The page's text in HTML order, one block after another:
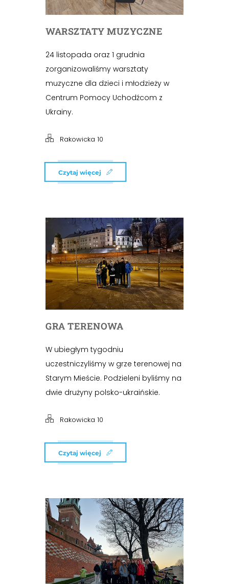
WARSZTATY MUZYCZNE
24 listopada oraz 1 grudnia
zorganizowaliśmy warsztaty
muzyczne dla dzieci i młodzieży w
Centrum Pomocy Uchodźcom z
Ukrainy.
Rakowicka 10
Czytaj więcej
GRA TERENOWA
W ubiegłym tygodniu
uczestniczyliśmy w grze terenowej na
Starym Mieście. Podzieleni byliśmy na
dwie drużyny polsko-ukraińskie.
Rakowicka 10
Czytaj więcej